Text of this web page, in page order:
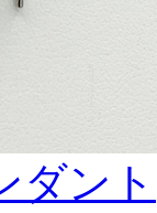
ダント